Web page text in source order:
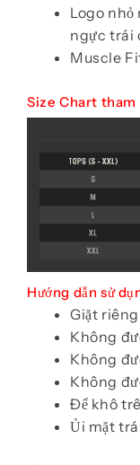
Logo
ngực trái
Muscle
Size Chart tham
Hướng dẫn sử
Giặt
Không
Không
Không
Để khô
Ủi mặt